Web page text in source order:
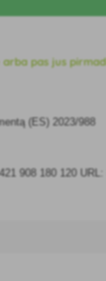
pas jus
(ES) 2023/988
908 180 120